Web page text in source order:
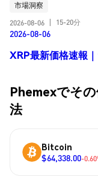
市場洞察
2026-08-06
15-20分
2026-08-06
XRP最新価格速報
Phemexでそ
法
Bitcoin
$64,338.00-